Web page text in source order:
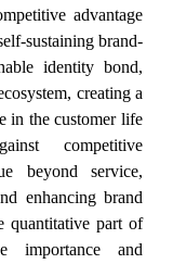
advantage
sustaining brand-
identity bond,
creating a
in the customer life
competitive
beyond service,
enhancing brand
quantitative part of
importance and